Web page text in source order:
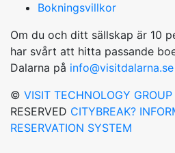
Bokningsvillkor
Om du och ditt sällskap är 10
har svårt att hitta passande
Dalarna på info@visitdalarna.se
© VISIT TECHNOLOGY GROUP
RESERVED CITYBREAK?
RESERVATION SYSTEM